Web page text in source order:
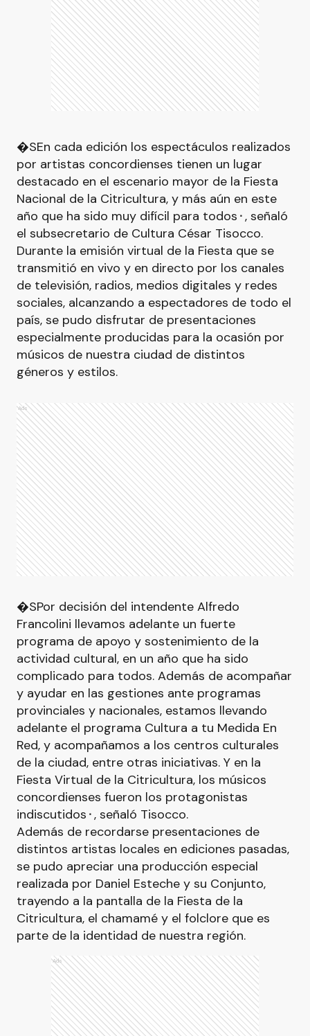
�SEn cada edición los espectáculos realizados
por artistas concordienses tienen un lugar
destacado en el escenario mayor de la Fiesta
Nacional de la Citricultura, y más aún en este
año que ha sido muy difícil para todos⬝, señaló
el subsecretario de Cultura César Tisocco.
Durante la emisión virtual de la Fiesta que se
transmitió en vivo y en directo por los canales
de televisión, radios, medios digitales y redes
sociales, alcanzando a espectadores de todo el
país, se pudo disfrutar de presentaciones
especialmente producidas para la ocasión por
músicos de nuestra ciudad de distintos
géneros y estilos.
Ads
�SPor decisión del intendente Alfredo
Francolini llevamos adelante un fuerte
programa de apoyo y sostenimiento de la
actividad cultural, en un año que ha sido
complicado para todos. Además de acompañar
y ayudar en las gestiones ante programas
provinciales y nacionales, estamos llevando
adelante el programa Cultura a tu Medida En
Red, y acompañamos a los centros culturales
de la ciudad, entre otras iniciativas. Y en la
Fiesta Virtual de la Citricultura, los músicos
concordienses fueron los protagonistas
indiscutidos⬝, señaló Tisocco.
Además de recordarse presentaciones de
distintos artistas locales en ediciones pasadas,
se pudo apreciar una producción especial
realizada por Daniel Esteche y su Conjunto,
trayendo a la pantalla de la Fiesta de la
Citricultura, el chamamé y el folclore que es
parte de la identidad de nuestra región.
Ads